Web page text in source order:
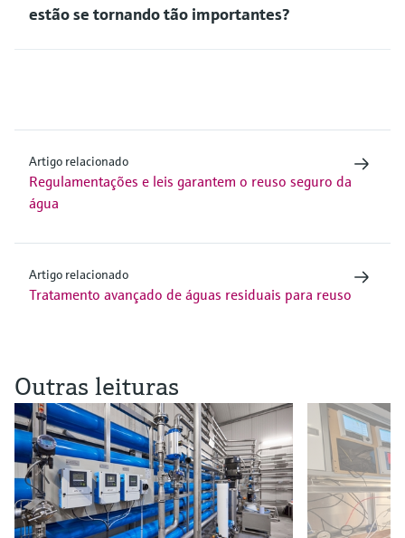
estão se tornando tão importantes?
Artigo relacionado
Regulamentações e leis garantem o reuso seguro da
água
Artigo relacionado
Tratamento avançado de águas residuais para reuso
Outras leituras